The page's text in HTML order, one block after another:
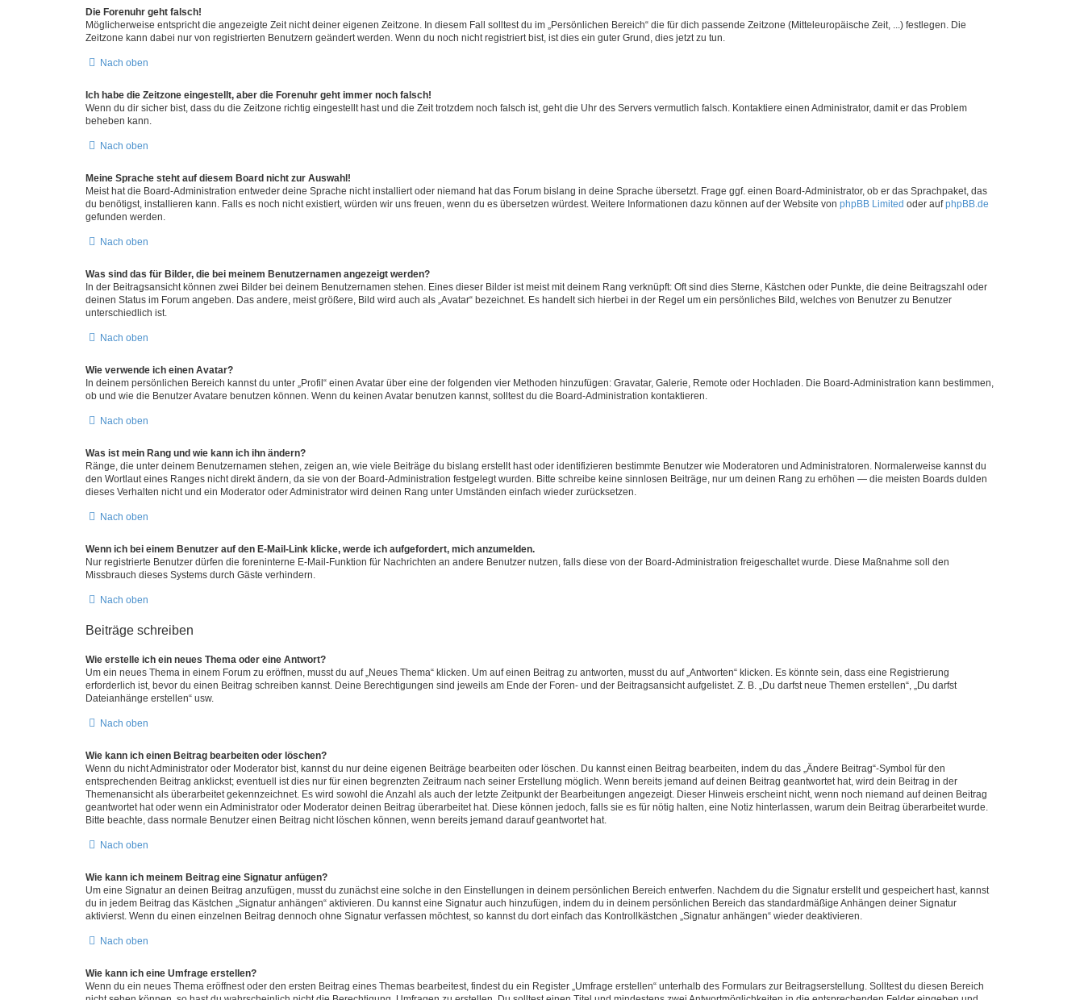
Die Forenuhr geht falsch!
Möglicherweise entspricht die angezeigte Zeit nicht deiner eigenen Zeitzone. In diesem Fall solltest du im „Persönlichen Bereich“ die für dich passende Zeitzone (Mitteleuropäische Zeit, ...) festlegen. Die
Zeitzone kann dabei nur von registrierten Benutzern geändert werden. Wenn du noch nicht registriert bist, ist dies ein guter Grund, dies jetzt zu tun.
Nach oben
Ich habe die Zeitzone eingestellt, aber die Forenuhr geht immer noch falsch!
Wenn du dir sicher bist, dass du die Zeitzone richtig eingestellt hast und die Zeit trotzdem noch falsch ist, geht die Uhr des Servers vermutlich falsch. Kontaktiere einen Administrator, damit er das Problem
beheben kann.
Nach oben
Meine Sprache steht auf diesem Board nicht zur Auswahl!
Meist hat die Board-Administration entweder deine Sprache nicht installiert oder niemand hat das Forum bislang in deine Sprache übersetzt. Frage ggf. einen Board-Administrator, ob er das Sprachpaket, das
du benötigst, installieren kann. Falls es noch nicht existiert, würden wir uns freuen, wenn du es übersetzen würdest. Weitere Informationen dazu können auf der Website von phpBB Limited oder aufphpBB.de
gefunden werden.
Nach oben
Was sind das für Bilder, die bei meinem Benutzernamen angezeigt werden?
In der Beitragsansicht können zwei Bilder bei deinem Benutzernamen stehen. Eines dieser Bilder ist meist mit deinem Rang verknüpft: Oft sind dies Sterne, Kästchen oder Punkte, die deine Beitragszahl oder
deinen Status im Forum angeben. Das andere, meist größere, Bild wird auch als „Avatar“ bezeichnet. Es handelt sich hierbei in der Regel um ein persönliches Bild, welches von Benutzer zu Benutzer
unterschiedlich ist.
Nach oben
Wie verwende ich einen Avatar?
In deinem persönlichen Bereich kannst du unter „Profil“ einen Avatar über eine der folgenden vier Methoden hinzufügen: Gravatar, Galerie, Remote oder Hochladen. Die Board-Administration kann bestimmen,
ob und wie die Benutzer Avatare benutzen können. Wenn du keinen Avatar benutzen kannst, solltest du die Board-Administration kontaktieren.
Nach oben
Was ist mein Rang und wie kann ich ihn ändern?
Ränge, die unter deinem Benutzernamen stehen, zeigen an, wie viele Beiträge du bislang erstellt hast oder identifizieren bestimmte Benutzer wie Moderatoren und Administratoren. Normalerweise kannst du
den Wortlaut eines Ranges nicht direkt ändern, da sie von der Board-Administration festgelegt wurden. Bitte schreibe keine sinnlosen Beiträge, nur um deinen Rang zu erhöhen — die meisten Boards dulden
dieses Verhalten nicht und ein Moderator oder Administrator wird deinen Rang unter Umständen einfach wieder zurücksetzen.
Nach oben
Wenn ich bei einem Benutzer auf den E-Mail-Link klicke, werde ich aufgefordert, mich anzumelden.
Nur registrierte Benutzer dürfen die foreninterne E-Mail-Funktion für Nachrichten an andere Benutzer nutzen, falls diese von der Board-Administration freigeschaltet wurde. Diese Maßnahme soll den
Missbrauch dieses Systems durch Gäste verhindern.
Nach oben
Beiträge schreiben
Wie erstelle ich ein neues Thema oder eine Antwort?
Um ein neues Thema in einem Forum zu eröffnen, musst du auf „Neues Thema“ klicken. Um auf einen Beitrag zu antworten, musst du auf „Antworten“ klicken. Es könnte sein, dass eine Registrierung
erforderlich ist, bevor du einen Beitrag schreiben kannst. Deine Berechtigungen sind jeweils am Ende der Foren- und der Beitragsansicht aufgelistet. Z. B. „Du darfst neue Themen erstellen“, „Du darfst
Dateianhänge erstellen“ usw.
Nach oben
Wie kann ich einen Beitrag bearbeiten oder löschen?
Wenn du nicht Administrator oder Moderator bist, kannst du nur deine eigenen Beiträge bearbeiten oder löschen. Du kannst einen Beitrag bearbeiten, indem du das „Ändere Beitrag“-Symbol für den
entsprechenden Beitrag anklickst; eventuell ist dies nur für einen begrenzten Zeitraum nach seiner Erstellung möglich. Wenn bereits jemand auf deinen Beitrag geantwortet hat, wird dein Beitrag in der
Themenansicht als überarbeitet gekennzeichnet. Es wird sowohl die Anzahl als auch der letzte Zeitpunkt der Bearbeitungen angezeigt. Dieser Hinweis erscheint nicht, wenn noch niemand auf deinen Beitrag
geantwortet hat oder wenn ein Administrator oder Moderator deinen Beitrag überarbeitet hat. Diese können jedoch, falls sie es für nötig halten, eine Notiz hinterlassen, warum dein Beitrag überarbeitet wurde.
Bitte beachte, dass normale Benutzer einen Beitrag nicht löschen können, wenn bereits jemand darauf geantwortet hat.
Nach oben
Wie kann ich meinem Beitrag eine Signatur anfügen?
Um eine Signatur an deinen Beitrag anzufügen, musst du zunächst eine solche in den Einstellungen in deinem persönlichen Bereich entwerfen. Nachdem du die Signatur erstellt und gespeichert hast, kannst
du in jedem Beitrag das Kästchen „Signatur anhängen“ aktivieren. Du kannst eine Signatur auch hinzufügen, indem du in deinem persönlichen Bereich das standardmäßige Anhängen deiner Signatur
aktivierst. Wenn du einen einzelnen Beitrag dennoch ohne Signatur verfassen möchtest, so kannst du dort einfach das Kontrollkästchen „Signatur anhängen“ wieder deaktivieren.
Nach oben
Wie kann ich eine Umfrage erstellen?
Wenn du ein neues Thema eröffnest oder den ersten Beitrag eines Themas bearbeitest, findest du ein Register „Umfrage erstellen“ unterhalb des Formulars zur Beitragserstellung. Solltest du diesen Bereich